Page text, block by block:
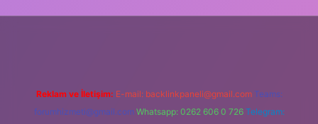
Reklam ve İletişim: E-mail: backlinkpaneli@gmail.com Teams:
forumhizmeti@gmail.com Whatsapp: 0262 606 0 726 Telegram: